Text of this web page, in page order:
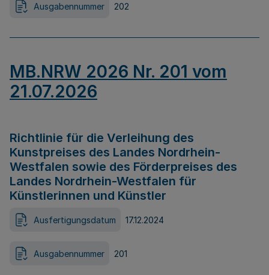
Ausgabennummer 202
MB.NRW 2026 Nr. 201 vom
21.07.2026
Richtlinie für die Verleihung des
Kunstpreises des Landes Nordrhein-
Westfalen sowie des Förderpreises des
Landes Nordrhein-Westfalen für
Künstlerinnen und Künstler
Ausfertigungsdatum 17.12.2024
Ausgabennummer 201